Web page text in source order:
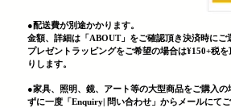
●配送費が別途かかります。
金額、詳細は「ABOUT」をご確認頂き決済時にご
プレゼントラッピングをご希望の場合は¥150+税
りします。
●家具、照明、鏡、 アート等の大型商品をご購入
ずに一度「Enquiry| 問い合わせ」からメールにてご